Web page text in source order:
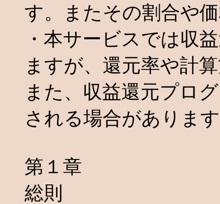
す。またその割合や
・本サービスでは収
ますが、還元率や計
また、収益還元プロ
される場合がありま
第１章
総則